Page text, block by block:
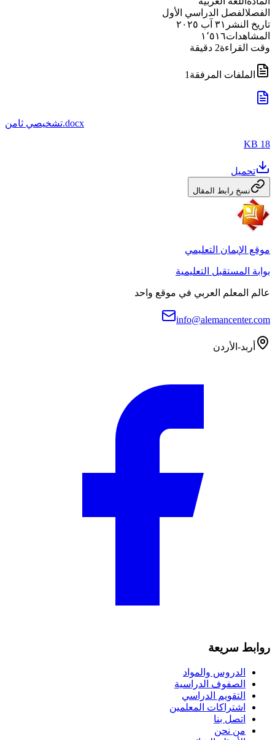
الفصلالفصل الدراسي الأول
تاريخ النشر ٣١ آب ٢٠٢٥
المشاهدات١٬٥١٦
وقت القراءة2 دقيقة
الملفات المرفقة 1
تشخيصي ثامن.docx
18 KB
تحميل
نسخ رابط المقال
موقع الإيمان التعليمي
بوابة المستقبل التعليمية
عالم المعلم العربي في موقع واحد
info@alemancenter.com
أربد-الأردن
روابط سريعة
الدروس والمواد
الصفوف الدراسية
التقويم الدراسي
اشتراكات المعلمين
اتصل بنا
من نحن